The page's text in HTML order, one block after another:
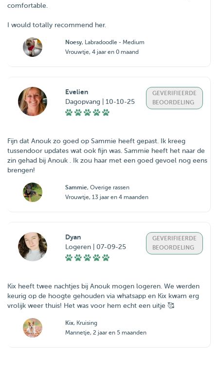
comfortable.
I would totally recommend her.
Noesy, Labradoodle - Medium
Vrouwtje, 4 jaar en 0 maand
Evelien
Dagopvang | 10-10-25
GEVERIFIEERDE
BEOORDELING
Fijn dat Anouk zo goed op Sammie heeft gepast. Ik kreeg
tussendoor updates wat ook fijn was. Sammie heeft het naar de
zin gehad bij Anouk . Ik zou haar met een goed gevoel nog eens
brengen!
Sammie, Overige rassen
Vrouwtje, 13 jaar en 4 maanden
Dyan
Logeren | 07-09-25
GEVERIFIEERDE
BEOORDELING
Kix heeft twee nachtjes bij Anouk mogen logeren. We werden
keurig op de hoogte gehouden via whatsapp en Kix kwam erg
vrolijk weer thuis! Het was voor hem echt een uitje 🥰
Kix, Kruising
Mannetje, 2 jaar en 5 maanden